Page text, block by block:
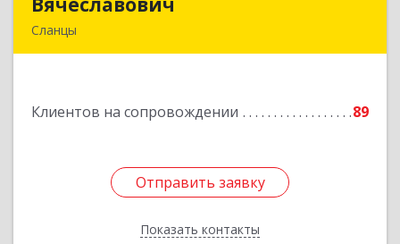
Сланцы
Клиентов на сопровождении 89
Отправить заявку
Показать контакты
Подробнее
Отправить заявку
Назад